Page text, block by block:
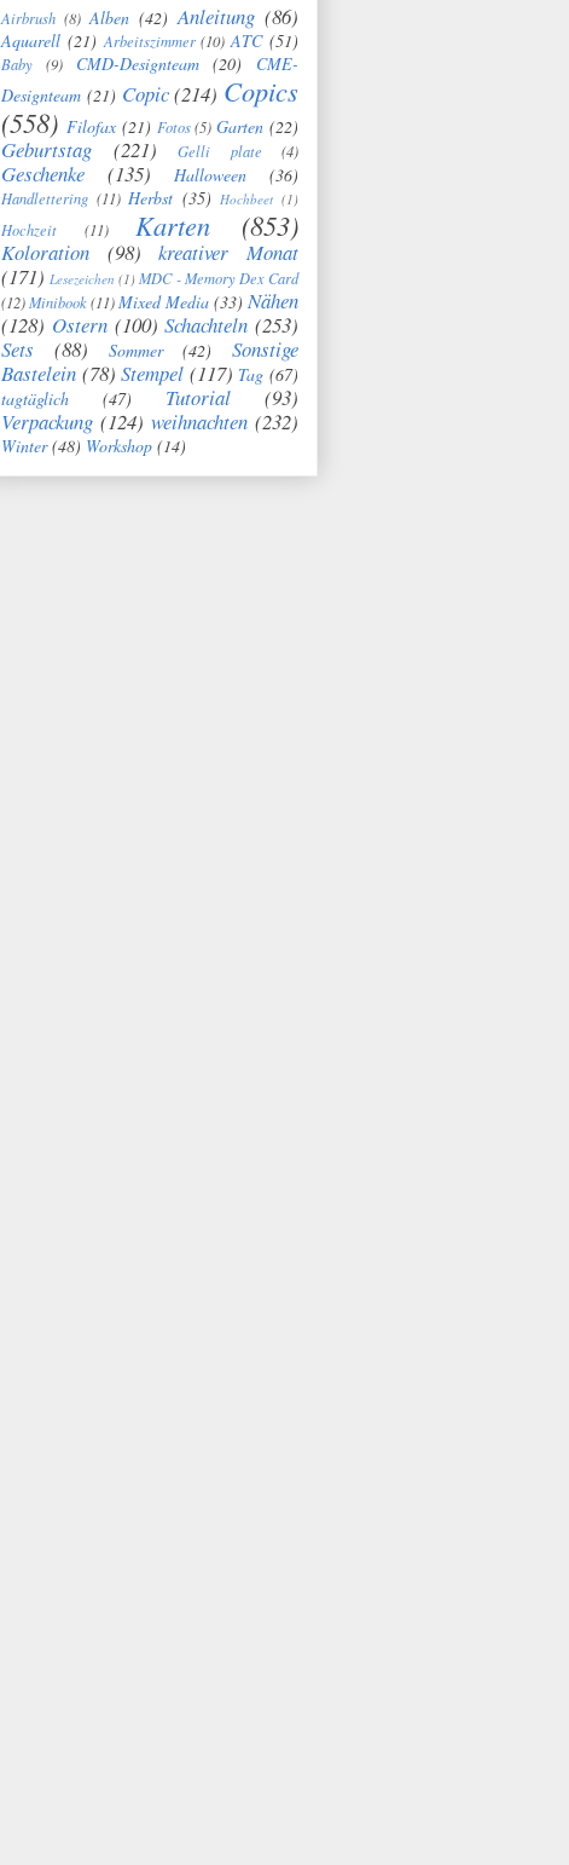
Airbrush (8) Alben (42) Anleitung (86)
Aquarell (21) Arbeitszimmer (10) ATC (51)
Baby (9) CMD-Designteam (20)
CME-
Designteam (21) Copic (214) Copics
(558) Filofax (21) Fotos (5) Garten (22)
Geburtstag (221) Gelli plate (4)
Geschenke (135) Halloween (36)
Handlettering (11) Herbst (35) Hochbeet (1)
Hochzeit (11) Karten (853)
Koloration (98)
kreativer Monat
(171) Lesezeichen (1) MDC - Memory Dex Card
(12)Minibook(11) Mixed Media (33) Nähen
(128) Ostern (100) Schachteln (253)
Sets
(88) Sommer (42)
Sonstige
Bastelein (78) Stempel (117) Tag (67)
tagtäglich
(47) Tutorial
(93)
Verpackung (124) weihnachten (232)
Winter (48) Workshop (14)